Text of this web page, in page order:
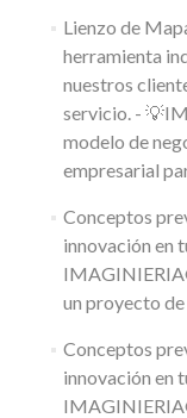
Lienzo de
herramienta
nuestros
servicio. -
modelo de
empresarial
Conceptos
innovación en
un proyecto
Conceptos
innovación en